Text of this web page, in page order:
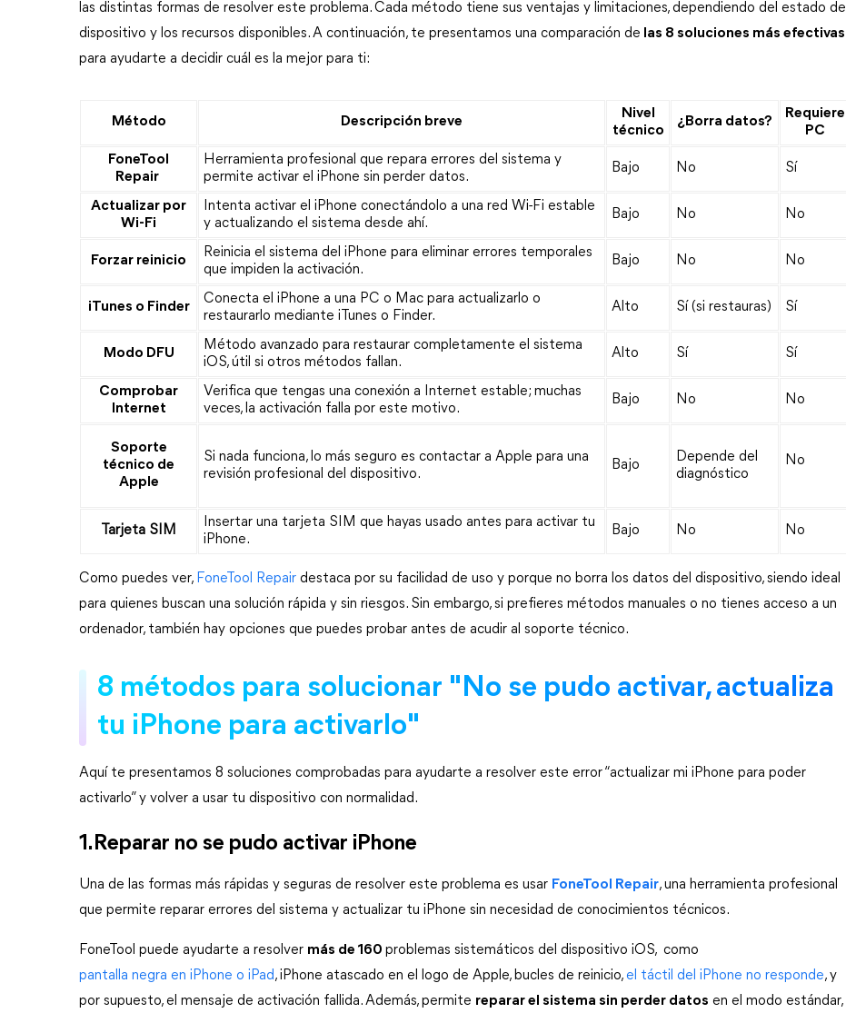
las distintas formas de resolver este problema. Cada método tiene sus ventajas y limitaciones, dependiendo del estado del
dispositivo y los recursos disponibles. A continuación, te presentamos una comparación de las 8 soluciones más efectivas
para ayudarte a decidir cuál es la mejor para ti:
Método Descripción breve
Nivel
técnico
¿Borra datos?
Requiere
PC
FoneTool
Repair
Herramienta profesional que repara errores del sistema y
permite activar el iPhone sin perder datos.
Bajo No Sí
Actualizar por
Wi-Fi
Intenta activar el iPhone conectándolo a una red Wi-Fi estable
y actualizando el sistema desde ahí.
Bajo No No
Forzar reinicio
Reinicia el sistema del iPhone para eliminar errores temporales
que impiden la activación.
Bajo No No
iTunes o Finder
Conecta el iPhone a una PC o Mac para actualizarlo o
restaurarlo mediante iTunes o Finder.
Alto Sí (si restauras) Sí
Modo DFU
Método avanzado para restaurar completamente el sistema
iOS, útil si otros métodos fallan.
Alto Sí Sí
Comprobar
Internet
Verifica que tengas una conexión a Internet estable; muchas
veces, la activación falla por este motivo.
Bajo No No
Soporte
técnico de
Apple
Si nada funciona, lo más seguro es contactar a Apple para una
revisión profesional del dispositivo.
Bajo
Depende del
diagnóstico
No
Tarjeta SIM
Insertar una tarjeta SIM que hayas usado antes para activar tu
iPhone.
Bajo No No
Como puedes ver, FoneTool Repair destaca por su facilidad de uso y porque no borra los datos del dispositivo, siendo ideal
para quienes buscan una solución rápida y sin riesgos. Sin embargo, si prefieres métodos manuales o no tienes acceso a un
ordenador, también hay opciones que puedes probar antes de acudir al soporte técnico.
8 métodos para solucionar "No se pudo activar, actualiza
tu iPhone para activarlo"
Aquí te presentamos 8 soluciones comprobadas para ayudarte a resolver este error “actualizar mi iPhone para poder
activarlo” y volver a usar tu dispositivo con normalidad.
1.Reparar no se pudo activar iPhone
Una de las formas más rápidas y seguras de resolver este problema es usar FoneTool Repair, una herramienta profesional
que permite reparar errores del sistema y actualizar tu iPhone sin necesidad de conocimientos técnicos.
FoneTool puede ayudarte a resolver más de 160 problemas sistemáticos del dispositivo iOS,  como
pantalla negra en iPhone o iPad, iPhone atascado en el logo de Apple, bucles de reinicio, el táctil del iPhone no responde, y
por supuesto, el mensaje de activación fallida. Además, permite reparar el sistema sin perder datos en el modo estándar,